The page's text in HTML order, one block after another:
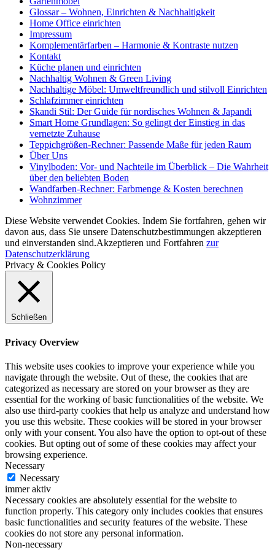
Glossar – Wohnen, Einrichten & Nachhaltigkeit
Home Office einrichten
Impressum
Komplementärfarben – Harmonie & Kontraste nutzen
Kontakt
Küche planen und einrichten
Nachhaltig Wohnen & Green Living
Nachhaltige Möbel: Umweltfreundlich und stilvoll Einrichten
Schlafzimmer einrichten
Skandi Stil: Der Guide für nordisches Wohnen & Japandi
Smart Home Grundlagen: So gelingt der Einstieg in das
vernetzte Zuhause
Teppichgrößen-Rechner: Passende Maße für jeden Raum
Über Uns
Vinylboden: Vor- und Nachteile im Überblick – Die Wahrheit
über den beliebten Boden
Wandfarben-Rechner: Farbmenge & Kosten berechnen
Wohnzimmer
Diese Website verwendet Cookies. Indem Sie fortfahren, gehen wir
davon aus, dass Sie unsere Datenschutzbestimmungen akzeptieren
und einverstanden sind.Akzeptieren und Fortfahren zur
Datenschutzerklärung
Privacy & Cookies Policy
Schließen
Privacy Overview
This website uses cookies to improve your experience while you
navigate through the website. Out of these, the cookies that are
categorized as necessary are stored on your browser as they are
essential for the working of basic functionalities of the website. We
also use third-party cookies that help us analyze and understand how
you use this website. These cookies will be stored in your browser
only with your consent. You also have the option to opt-out of these
cookies. But opting out of some of these cookies may affect your
browsing experience.
Necessary
Necessary
immer aktiv
Necessary cookies are absolutely essential for the website to
function properly. This category only includes cookies that ensures
basic functionalities and security features of the website. These
cookies do not store any personal information.
Non-necessary